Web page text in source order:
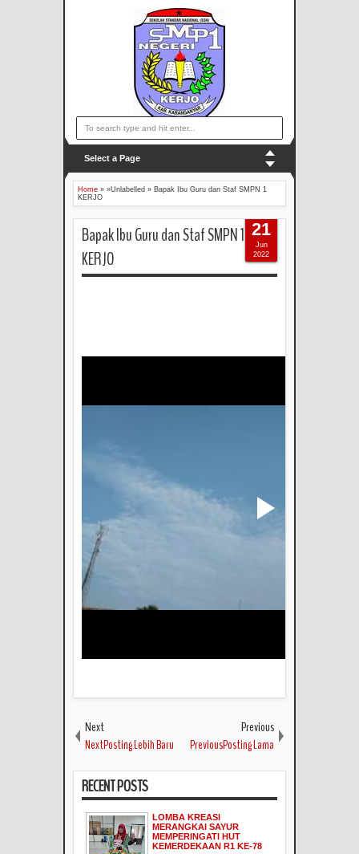
Select a Page
Home » »Unlabelled » Bapak Ibu Guru dan Staf SMPN 1
KERJO
Bapak Ibu Guru dan Staf SMPN 1
KERJO
21
Jun
2022
Next
NextPosting Lebih Baru
Previous
PreviousPosting Lama
RECENT POSTS
LOMBA KREASI
MERANGKAI SAYUR
MEMPERINGATI HUT
KEMERDEKAAN R1 KE-78